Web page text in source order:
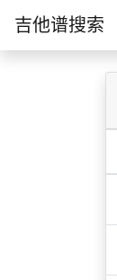
吉他谱搜索